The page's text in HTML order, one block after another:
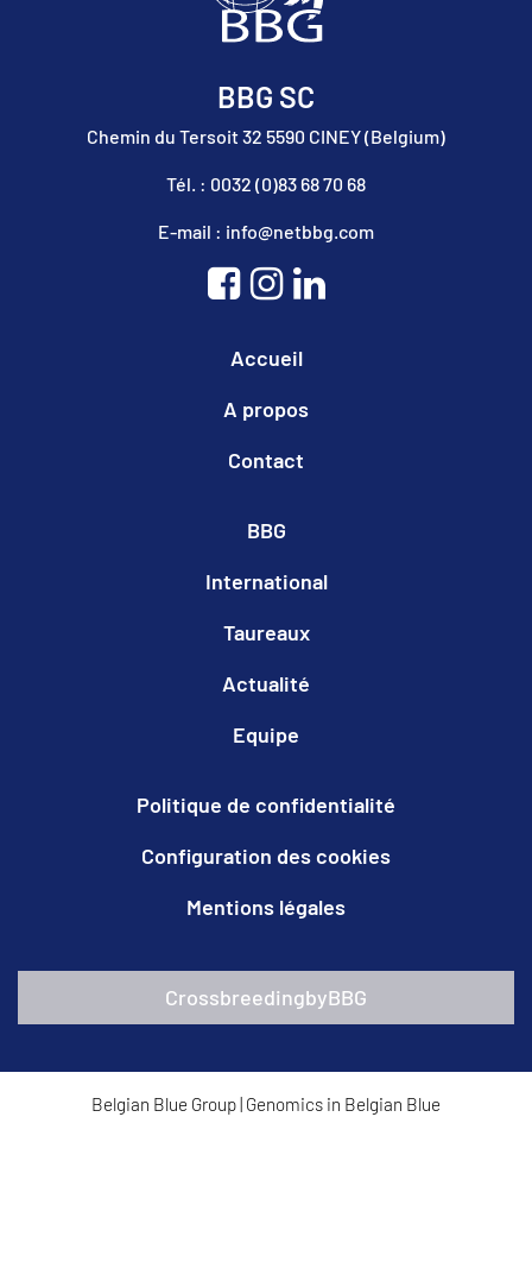
BBG SC
Chemin du Tersoit 32 5590 CINEY (Belgium)
Tél. : 0032 (0)83 68 70 68
E-mail : info@netbbg.com
Accueil
A propos
Contact
BBG
International
Taureaux
Actualité
Equipe
Politique de confidentialité
Configuration des cookies
Mentions légales
CrossbreedingbyBBG
Belgian Blue Group| Genomics in Belgian Blue